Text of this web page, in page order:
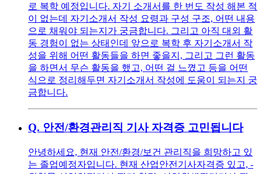
로 복학 예정입니다. 자기 소개서를 한 번도 작성 해본 적
이 없는데 자기소개서 작성 요령과 구성 구조, 어떤 내용
으로 채워야 되는지가 궁금합니다. 그리고 아직 대외 활
동 경험이 없는 상태인데 앞으로 복학 후 자기소개서 작
성을 위해 어떤 활동들을 하면 좋을지, 그리고 그런 활동
을 하면서 무슨 활동을 했고, 어떤 걸 느꼈고 등을 어떤
식으로 정리해두면 자기소개서 작성에 도움이 되는지 궁
금합니다.
Q. 안전/환경관리직 기사 자격증 고민됩니다
안녕하세요, 현재 안전/환경/보건 관리직을 희망하고 있
는 졸업예정자입니다. 현재 산업안전기사자격증 있고, -